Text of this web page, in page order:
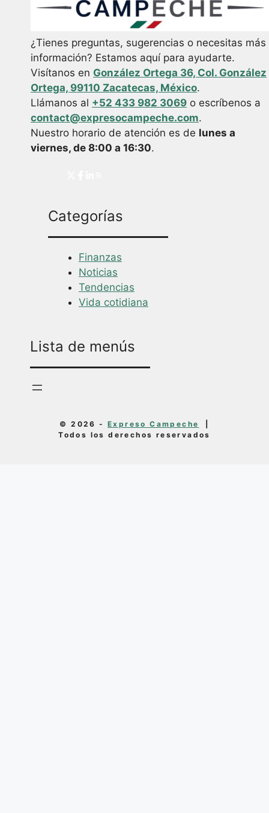
¿Tienes preguntas, sugerencias o necesitas más
información? Estamos aquí para ayudarte.
Visítanos en González Ortega 36, Col. González
Ortega, 99110 Zacatecas, México.
Llámanos al +52 433 982 3069 o escríbenos a
contact@expresocampeche.com.
Nuestro horario de atención es de lunes a
viernes, de 8:00 a 16:30.
Categorías
Finanzas
Noticias
Tendencias
Vida cotidiana
Lista de menús
© 2026 - Expreso Campeche
Todos los derechos reservados